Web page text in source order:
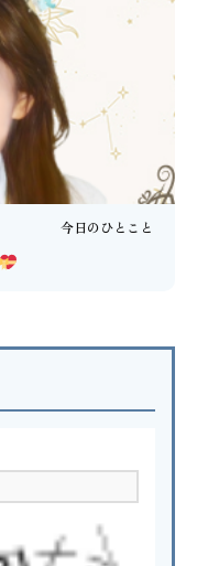
今日のひとこと